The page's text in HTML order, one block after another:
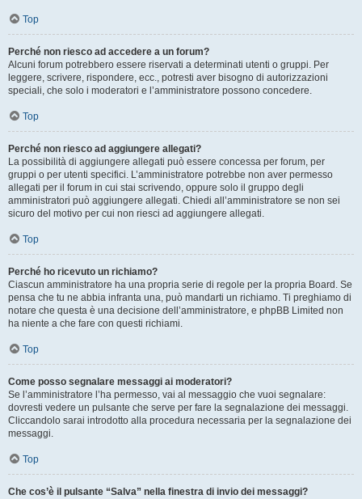
Top
Perché non riesco ad accedere a un forum?
Alcuni forum potrebbero essere riservati a determinati utenti o gruppi. Per
leggere, scrivere, rispondere, ecc., potresti aver bisogno di autorizzazioni
speciali, che solo i moderatori e l’amministratore possono concedere.
Top
Perché non riesco ad aggiungere allegati?
La possibilità di aggiungere allegati può essere concessa per forum, per
gruppi o per utenti specifici. L’amministratore potrebbe non aver permesso
allegati per il forum in cui stai scrivendo, oppure solo il gruppo degli
amministratori può aggiungere allegati. Chiedi all’amministratore se non sei
sicuro del motivo per cui non riesci ad aggiungere allegati.
Top
Perché ho ricevuto un richiamo?
Ciascun amministratore ha una propria serie di regole per la propria Board. Se
pensa che tu ne abbia infranta una, può mandarti un richiamo. Ti preghiamo di
notare che questa è una decisione dell’amministratore, e phpBB Limited non
ha niente a che fare con questi richiami.
Top
Come posso segnalare messaggi ai moderatori?
Se l’amministratore l’ha permesso, vai al messaggio che vuoi segnalare:
dovresti vedere un pulsante che serve per fare la segnalazione dei messaggi.
Cliccandolo sarai introdotto alla procedura necessaria per la segnalazione dei
messaggi.
Top
Che cos’è il pulsante “Salva” nella finestra di invio dei messaggi?